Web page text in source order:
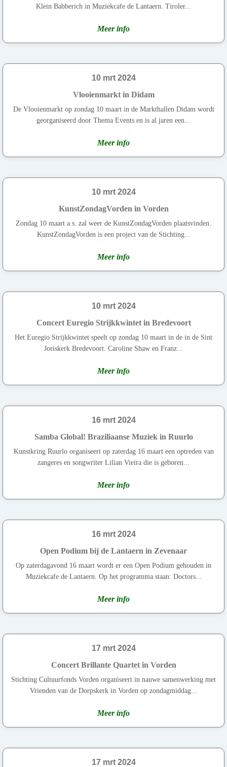
Klein Babberich in Muziekcafe de Lantaern. Tiroler...
Meer info
10 mrt 2024
Vlooienmarkt in Didam
De Vlooienmarkt op zondag 10 maart in de Markthallen Didam wordt
georganiseerd door Thema Events en is al jaren een...
Meer info
10 mrt 2024
KunstZondagVorden in Vorden
Zondag 10 maart a.s. zal weer de KunstZondagVorden plaatsvinden.
KunstZondagVorden is een project van de Stichting...
Meer info
10 mrt 2024
Concert Euregio Strijkkwintet in Bredevoort
Het Euregio Strijkkwintet speelt op zondag 10 maart in de in de Sint
Joriskerk Bredevoort. Caroline Shaw en Franz...
Meer info
16 mrt 2024
Samba Global! Braziliaanse Muziek in Ruurlo
Kunstkring Ruurlo organiseert op zaterdag 16 maart een optreden van
zangeres en songwriter Lilian Vieira die is geboren...
Meer info
16 mrt 2024
Open Podium bij de Lantaern in Zevenaar
Op zaterdagavond 16 maart wordt er een Open Podium gehouden in
Muziekcafe de Lantaern. Op het programma staan: Doctors...
Meer info
17 mrt 2024
Concert Brillante Quartet in Vorden
Stichting Cultuurfonds Vorden organiseert in nauwe samenwerking met
Vrienden van de Dorpskerk in Vorden op zondagmiddag...
Meer info
17 mrt 2024